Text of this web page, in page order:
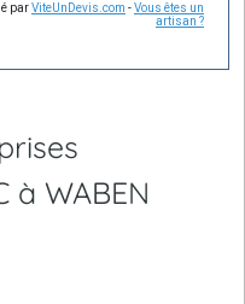
parViteUnDevis.com -Vous êtes un
artisan ?
à WABEN